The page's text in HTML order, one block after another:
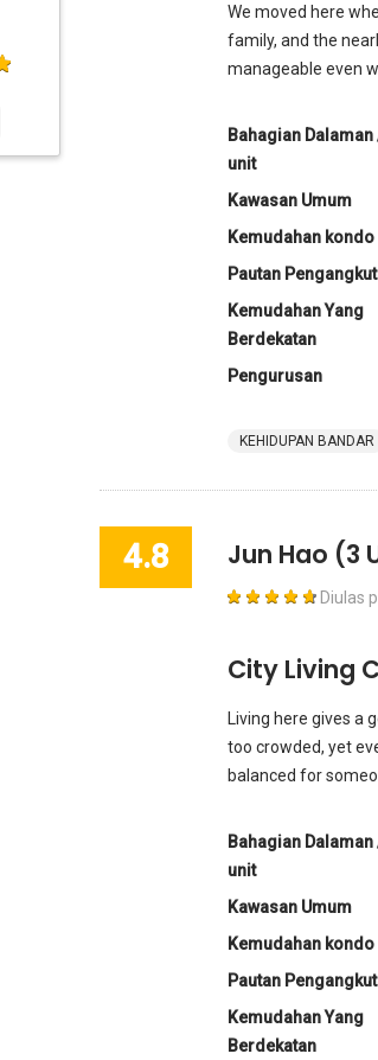
We moved here
family, and the
manageable even
Bahagian Dalaman
unit
Kawasan Umum
Kemudahan kondo
Pautan
Kemudahan Yang
Berdekatan
Pengurusan
KEHIDUPAN BANDAR
4.8 Jun Hao (3
Diulas
City Living
Living here gives a
too crowded, yet
balanced for
Bahagian Dalaman
unit
Kawasan Umum
Kemudahan kondo
Pautan
Kemudahan Yang
Berdekatan